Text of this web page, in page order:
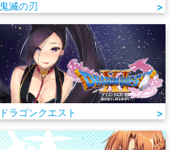
鬼滅の刃 >
ドラゴンクエスト >